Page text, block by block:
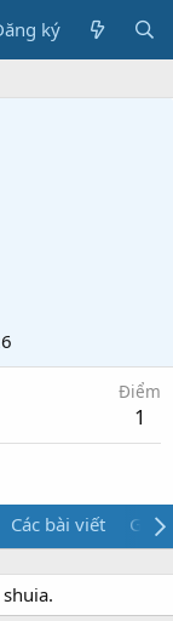
ký
Điểm
1
Các bài viết Giới